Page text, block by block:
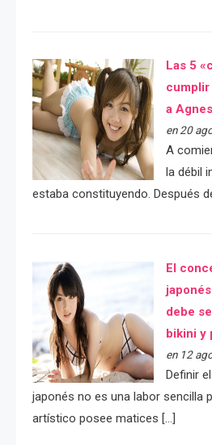
Las 5
cumplir
a
en 20
A
la débil
estaba constituyendo. Después
El
debe
bikini y
en 12
Definir
japonés no es una labor sencilla
artístico posee matices […]